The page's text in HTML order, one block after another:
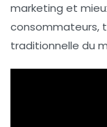
marketing et
consommateurs,
traditionnelle du